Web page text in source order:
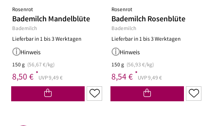
Rosenrot
Bademilch Mandelblüte
Bademilch
Lieferbar in 1 bis 3 Werktagen
Hinweis
150 g (56,67 €/kg)
8,50 € *UVP 9,49 €
Rosenrot
Bademilch Rosenblüte
Bademilch
Lieferbar in 1 bis 3 Werktagen
Hinweis
150 g (56,93 €/kg)
8,54 € *UVP 9,49 €